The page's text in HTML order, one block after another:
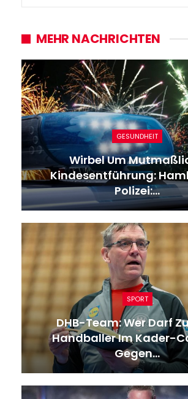
MEHR NACHRICHTEN
SPORT
Champions League:
„heldenhafte
SPORT
WM-Viertelfinale Gegen
Die DHB-Frauen